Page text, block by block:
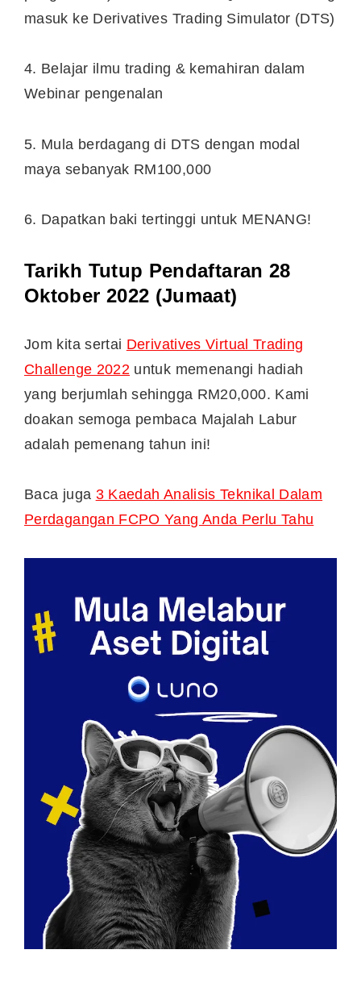
masuk ke Derivatives Trading Simulator (DTS)
4. Belajar ilmu trading & kemahiran dalam
Webinar pengenalan
5. Mula berdagang di DTS dengan modal
maya sebanyak RM100,000
6. Dapatkan baki tertinggi untuk MENANG!
Tarikh Tutup Pendaftaran 28
Oktober 2022 (Jumaat)
Jom kita sertai Derivatives Virtual Trading
Challenge 2022 untuk memenangi hadiah
yang berjumlah sehingga RM20,000. Kami
doakan semoga pembaca Majalah Labur
adalah pemenang tahun ini!
Baca juga 3 Kaedah Analisis Teknikal Dalam
Perdagangan FCPO Yang Anda Perlu Tahu